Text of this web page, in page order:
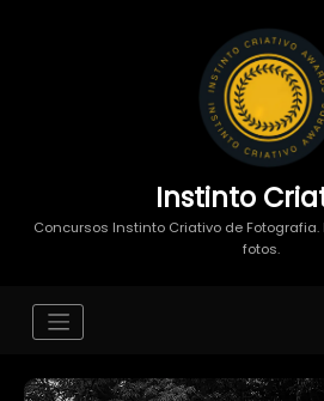
Instinto
Concursos Instinto Criativo de
fotos.